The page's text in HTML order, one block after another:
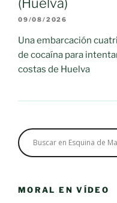
(Huelva)
09/08/2026
Una embarcación
de cocaína para
costas de Huelva
MORAL EN VÍDEO